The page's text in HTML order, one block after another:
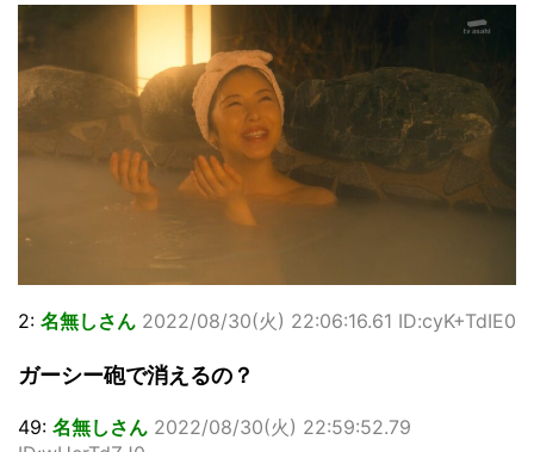
2: 名無しさん 2022/08/30(火) 22:06:16.61 ID:cyK+TdIE0
ガーシー砲で消えるの？
49: 名無しさん 2022/08/30(火) 22:59:52.79